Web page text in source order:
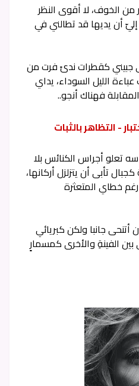
من الخوف، لا أقوى النظر
أن يديها قد تطالني في
جبيني كقطرات ندىً فرت من
الليل السوداء، يداي
فهناك أنجو..
- التظاهر بالثبات
تعلو أجراس الكنائس بلا
تأبى أن يتزلزل أركانها،
رغم خطاي المتعثرة
أتنحى جانبا ولكن كبريائي
الفينةِ والأخرى كمسمارٍ